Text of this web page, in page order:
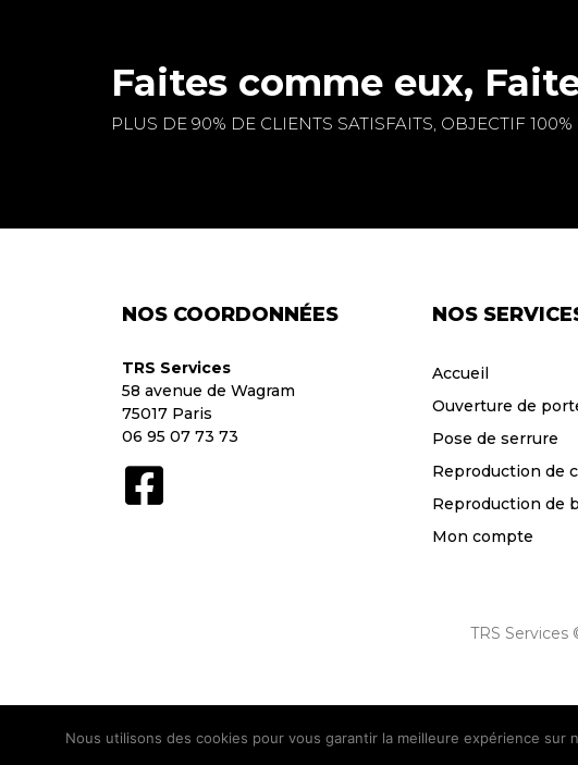
Faites comme eux,
PLUS DE 90% DE CLIENTS SATISFAITS, OBJECTIF 100% !
NOS COORDONNÉES
TRS Services
58 avenue de Wagram
75017 Paris
06 95 07 73 73
NOS
Accueil
Ouverture de
Pose de serrure
Reproduction de
Reproduction de
Mon compte
TRS Services
Nous utilisons des cookies pour vous garantir la meilleure expérience